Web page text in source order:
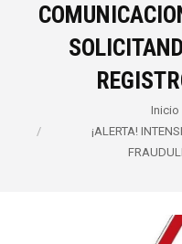
Inicio
¡ALERTA!